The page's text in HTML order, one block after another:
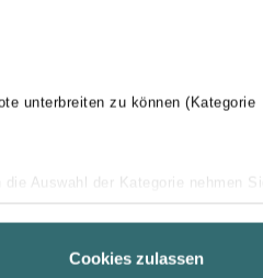
unterbreiten zu können (Kategorie
Auswahl der Kategorie nehmen Sie
maßgeschneiderte Informationen
über einen Link in der
Cookies zulassen